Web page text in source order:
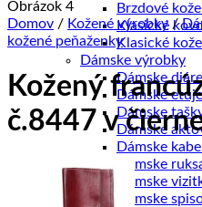
Brzdové
Klasické
Klasické
Dámske výrobky
Dámske diáre
Dámske etuje
Dámske
Dámske
Dámske
Dámske
Dámske
Dámske
Domov / Kožené výrobky /
kožené peňaženky
Kožený
č.8447 v